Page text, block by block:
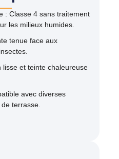
: Classe 4 sans traitement
les milieux humides.​
tenue face aux
lisse et teinte chaleureuse
avec diverses
terrasse.​